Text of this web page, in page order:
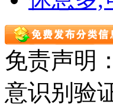
免责声明
意识别验